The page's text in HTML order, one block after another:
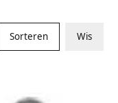
Sorteren Wis